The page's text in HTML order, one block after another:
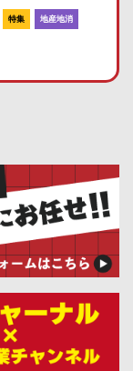
特集 地産地消